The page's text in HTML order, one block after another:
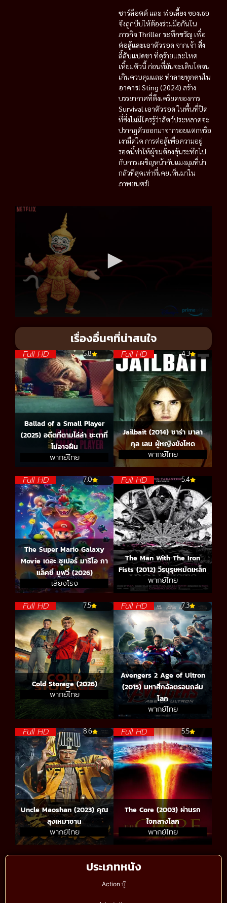
ประเภทหนัง
Action บู๊
ชาร์ล็อตต์ และ พ่อเลี้ยง ของเธอ
จึงถูกบีบให้ต้องร่วมมือกันใน
ภารกิจThriller ระทึกขวัญ เพื่อ
ต่อสู้และเอาตัวรอด จากเจ้า สิ่ง
ลี้ลับแปดขา ที่ดุร้ายและโหด
เหี้ยมตัวนี้ ก่อนที่มันจะเติบโตจน
เกินควบคุมและ ทำลายทุกคนใน
อาคาร! Sting (2024) สร้าง
บรรยากาศที่ตึงเครียดของการ
Survival เอาตัวรอดในพื้นที่ปิด
ที่ซึ่งไม่มีใครรู้ว่าสัตว์ประหลาดจะ
ปรากฏตัวออกมาจากรอยแตกหรือ
เงามืดใด การต่อสู้เพื่อความอยู่
รอดนี้ทำให้ผู้ชมต้องลุ้นระทึกไป
กับการเผชิญหน้ากับแมงมุมที่น่า
กลัวที่สุดเท่าที่เคยเห็นมาใน
ภาพยนตร์!
เรื่องอื่นๆที่น่าสนใจ
Full HD 5.8
Ballad of a Small Player
(2025) อดีตที่ตามไล่ล่า ชะตาที่
ไม่อาจฝืน
พากย์ไทย
Full HD 4.3
Jailbait (2014) ซาร่า มาลา
กุล เลน ผู้หญิงขังโหด
พากย์ไทย
Full HD 7.0
The Super Mario Galaxy
Movie เดอะ ซูเปอร์ มาริโอ กา
แล็คซี่ มูฟวี่ (2026)
เสียงโรง
Full HD 5.4
The Man With The Iron
Fists (2012) วีรบุรุษหมัดเหล็ก
พากย์ไทย
Full HD 7.5
Cold Storage (2026)
พากย์ไทย
Full HD 7.3
Avengers 2 Age of Ultron
(2015) มหาศึกอัลตรอนถล่ม
โลก
พากย์ไทย
Full HD 8.6
Uncle Maoshan (2023) คุณ
ลุงเหมาซาน
พากย์ไทย
Full HD 5.5
The Core (2003) ผ่านรก
ใจกลางโลก
พากย์ไทย